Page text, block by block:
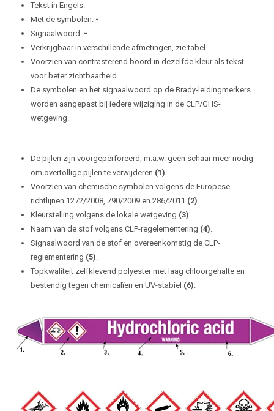
Tekst in Engels.
Met de symbolen: -
Signaalwoord: -
Verkrijgbaar in verschillende afmetingen, zie tabel.
Voorzien van contrasterend boord in dezelfde kleur als tekst
voor beter zichtbaarheid.
De symbolen en het signaalwoord op de Brady-leidingmerkers
worden aangepast bij iedere wijziging in de CLP/GHS-
wetgeving.
De pijlen zijn voorgeperforeerd, m.a.w. geen schaar meer nodig
om overtollige pijlen te verwijderen (1).
Voorzien van chemische symbolen volgens de Europese
richtlijnen 1272/2008, 790/2009 en 286/2011 (2).
Kleurstelling volgens de lokale wetgeving (3).
Naam van de stof volgens CLP-regelementering (4).
Signaalwoord van de stof en overeenkomstig de CLP-
reglementering (5).
Topkwaliteit zelfklevend polyester met laag chloorgehalte en
bestendig tegen chemicalïen en UV-stabiel (6).